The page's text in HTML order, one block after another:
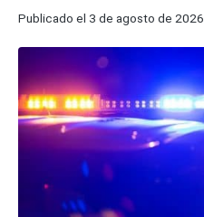
Publicado el 3 de agosto de 2026